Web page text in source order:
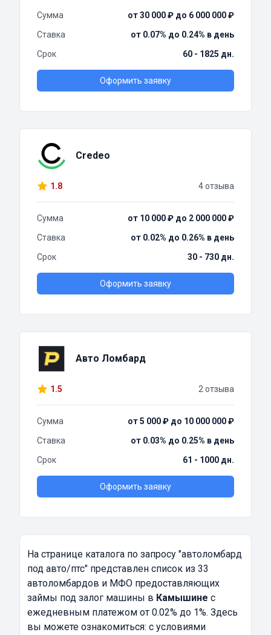
Сумма
от 30 000 ₽ до 6 000 000 ₽
Ставка
от 0.07% до 0.24% в день
Срок
60 - 1825 дн.
Оформить заявку
Credeo
1.8 4 отзыва
Сумма
от 10 000 ₽ до 2 000 000 ₽
Ставка
от 0.02% до 0.26% в день
Срок
30 - 730 дн.
Оформить заявку
Авто Ломбард
1.5 2 отзыва
Сумма
от 5 000 ₽ до 10 000 000 ₽
Ставка
от 0.03% до 0.25% в день
Срок
61 - 1000 дн.
Оформить заявку
На странице каталога по запросу "автоломбард
под авто/птс" представлен список из 33
автоломбардов и МФО предоставляющих
займы под залог машины в Камышине с
ежедневным платежом от 0.02% до 1%. Здесь
вы можете ознакомиться: с условиями